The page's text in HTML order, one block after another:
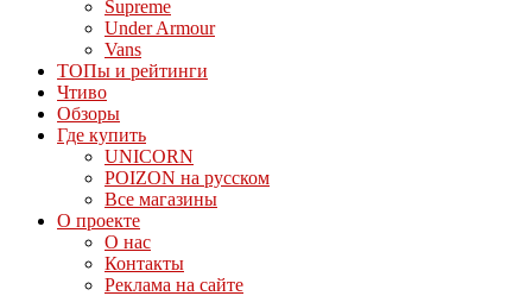
Supreme
Under Armour
Vans
ТОПы и рейтинги
Чтиво
Обзоры
Где купить
UNICORN
POIZON на русском
Все магазины
О проекте
О нас
Контакты
Реклама на сайте